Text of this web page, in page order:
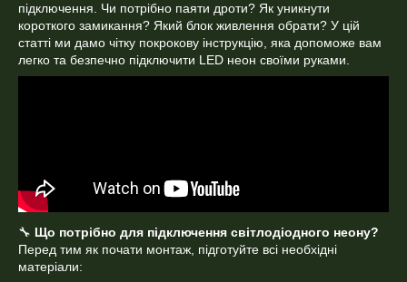
підключення. Чи потрібно паяти дроти? Як уникнути
короткого замикання? Який блок живлення обрати? У цій
статті ми дамо чітку покрокову інструкцію, яка допоможе вам
легко та безпечно підключити LED неон своїми руками.
🔧 Що потрібно для підключення світлодіодного неону?
Перед тим як почати монтаж, підготуйте всі необхідні
матеріали: